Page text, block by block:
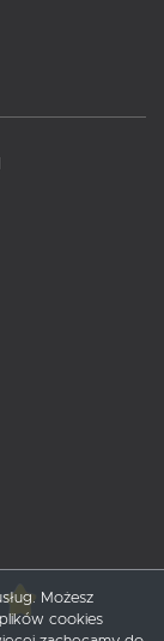
Możesz
cookies